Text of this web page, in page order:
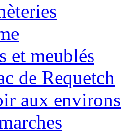
et meublés
de Requetch
aux environs